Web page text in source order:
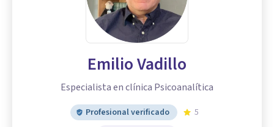
Emilio Vadillo
Especialista en clínica Psicoanalítica
Profesional verificado
5